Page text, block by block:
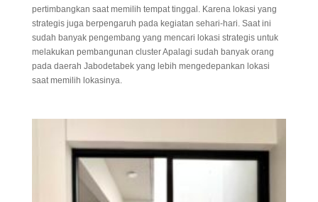
pertimbangkan saat memilih tempat tinggal. Karena lokasi yang
strategis juga berpengaruh pada kegiatan sehari-hari. Saat ini
sudah banyak pengembang yang mencari lokasi strategis untuk
melakukan pembangunan cluster Apalagi sudah banyak orang
pada daerah Jabodetabek yang lebih mengedepankan lokasi
saat memilih lokasinya.